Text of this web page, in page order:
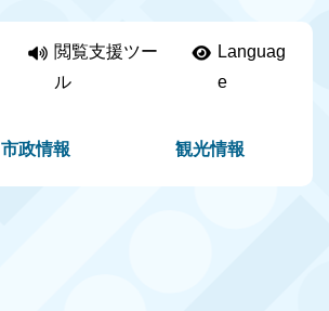
閲覧支援ツー
ル
Languag
e
市政情報 観光情報